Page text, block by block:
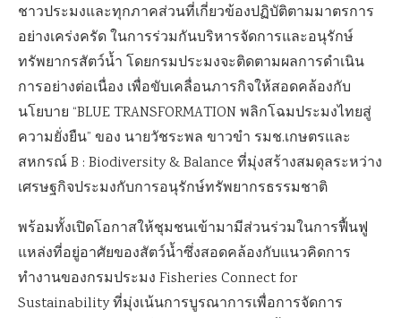
ชาวประมงและทุกภาคส่วนที่เกี่ยวข้องปฏิบัติตามมาตรการ
อย่างเคร่งครัด ในการร่วมกันบริหารจัดการและอนุรักษ์
ทรัพยากรสัตว์น้ำ โดยกรมประมงจะติดตามผลการดำเนิน
การอย่างต่อเนื่อง เพื่อขับเคลื่อนภารกิจให้สอดคล้องกับ
นโยบาย “BLUE TRANSFORMATION พลิกโฉมประมงไทยสู่
ความยั่งยืน” ของ นายวัชระพล ขาวขำ รมช.เกษตรและ
สหกรณ์ B : Biodiversity & Balance ที่มุ่งสร้างสมดุลระหว่าง
เศรษฐกิจประมงกับการอนุรักษ์ทรัพยากรธรรมชาติ
พร้อมทั้งเปิดโอกาสให้ชุมชนเข้ามามีส่วนร่วมในการฟื้นฟู
แหล่งที่อยู่อาศัยของสัตว์น้ำซึ่งสอดคล้องกับแนวคิดการ
ทำงานของกรมประมง Fisheries Connect for
Sustainability ที่มุ่งเน้นการบูรณาการเพื่อการจัดการ